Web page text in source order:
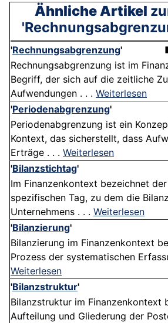
Ähnliche Artikel
'Rechnungsabgrenzung'
Rechnungsabgrenzung ist im
Begriff, der sich auf die zeitliche
Aufwendungen . . . Weiterlesen
'Periodenabgrenzung'
Periodenabgrenzung ist ein
Kontext, das sicherstellt, dass
Erträge . . . Weiterlesen
'Bilanzstichtag'
Im Finanzenkontext bezeichnet
spezifischen Tag, zu dem die
Unternehmens . . . Weiterlesen
'Bilanzierung'
Bilanzierung im Finanzenkontext
Prozess der systematischen
Weiterlesen
'Bilanzstruktur'
Bilanzstruktur im Finanzenkontext
Aufteilung und Gliederung der